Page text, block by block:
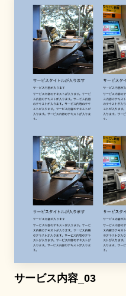
サービス内容_03